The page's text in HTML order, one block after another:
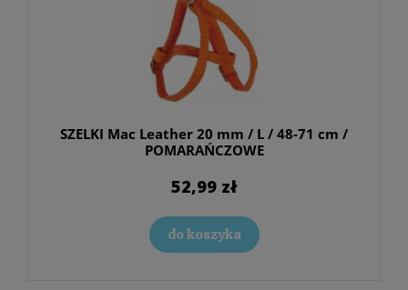
SZELKI Mac Leather 20 mm / L / 48-71 cm /
POMARAŃCZOWE
52,99 zł
do koszyka